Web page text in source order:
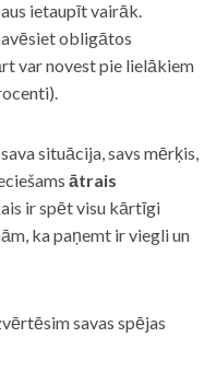
ietaupīt vairāk.
obligātos
var novest pie lielākiem
situācija, savs mērķis,
ātrais
ir spēt visu kārtīgi
ka paņemt ir viegli un
savas spējas